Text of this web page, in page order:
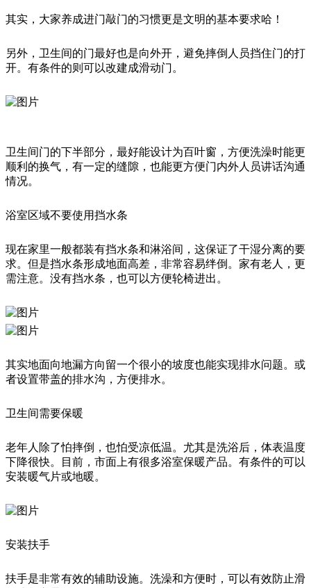
其实，大家养成进门敲门的习惯更是文明的基本要求哈！
另外，卫生间的门最好也是向外开，避免摔倒人员挡住门的打
开。有条件的则可以改建成滑动门。
卫生间门的下半部分，最好能设计为百叶窗，方便洗澡时能更
顺利的换气，有一定的缝隙，也能更方便门内外人员讲话沟通
情况。
浴室区域不要使用挡水条
现在家里一般都装有挡水条和淋浴间，这保证了干湿分离的要
求。但是挡水条形成地面高差，非常容易绊倒。家有老人，更
需注意。没有挡水条，也可以方便轮椅进出。
其实地面向地漏方向留一个很小的坡度也能实现排水问题。或
者设置带盖的排水沟，方便排水。
卫生间需要保暖
老年人除了怕摔倒，也怕受凉低温。尤其是洗浴后，体表温度
下降很快。目前，市面上有很多浴室保暖产品。有条件的可以
安装暖气片或地暖。
安装扶手
扶手是非常有效的辅助设施。洗澡和方便时，可以有效防止滑